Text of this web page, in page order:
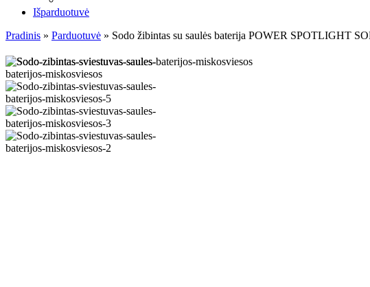
Išparduotuvė
Pradinis » Parduotuvė » Sodo žibintas su saulės baterija POWER SPOTLIGHT